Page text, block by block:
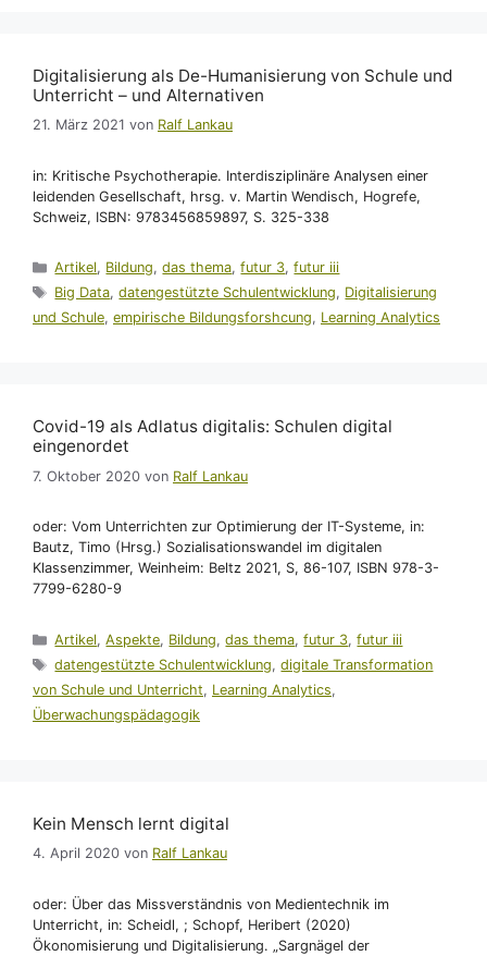
Digitalisierung als De-Humanisierung von Schule und
Unterricht – und Alternativen
21. März 2021 von Ralf Lankau
in: Kritische Psychotherapie. Interdisziplinäre Analysen einer
leidenden Gesellschaft, hrsg. v. Martin Wendisch, Hogrefe,
Schweiz, ISBN: 9783456859897, S. 325-338
Kategorien
Artikel, Bildung,das thema,futur 3,futur iii
Schlagwörter
Big Data,datengestützte Schulentwicklung, Digitalisierung
und Schule, empirische Bildungsforshcung, Learning Analytics
Covid-19 als Adlatus digitalis: Schulen digital
eingenordet
7. Oktober 2020 von Ralf Lankau
oder: Vom Unterrichten zur Optimierung der IT-Systeme, in:
Bautz, Timo (Hrsg.) Sozialisationswandel im digitalen
Klassenzimmer, Weinheim: Beltz 2021, S, 86-107, ISBN 978-3-
7799-6280-9
Kategorien
Artikel,Aspekte, Bildung,das thema,futur 3,futur iii
Schlagwörter
datengestützte Schulentwicklung,digitale Transformation
von Schule und Unterricht, Learning Analytics,
Überwachungspädagogik
Kein Mensch lernt digital
4. April 2020 von Ralf Lankau
oder: Über das Missverständnis von Medientechnik im
Unterricht, in: Scheidl, ; Schopf, Heribert (2020)
Ökonomisierung und Digitalisierung. „Sargnägel der